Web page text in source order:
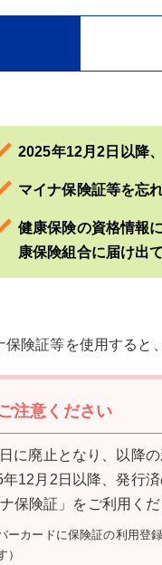
2025年12月2日以降
マイナ保険証等を忘
健康保険の資格情報
康保険組合に届け出
険証等を使用すると
注意ください
に廃止となり、以降
12月2日以降、発行
保険証」をご利用くだ
カードに保険証の利用登